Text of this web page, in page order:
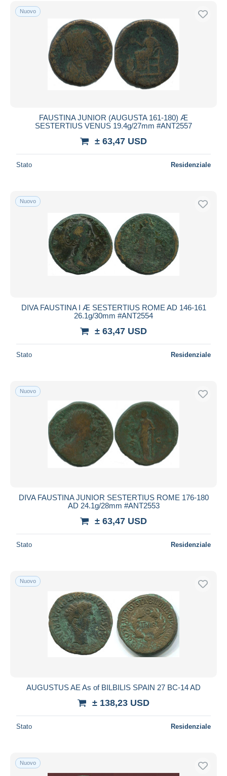
Spedizione gratuita
Metodi di pagamento
PayPal
Bonifico bancario
Visa
Mastercard
Maestro
Residenza del venditore
Aggiorna
Nuovo
FAUSTINA JUNIOR (AUGUSTA 161-180) Æ
SESTERTIUS VENUS 19.4g/27mm #ANT2557
± 63,47 USD
Stato Residenziale
Nuovo
DIVA FAUSTINA I Æ SESTERTIUS ROME AD 146-161
26.1g/30mm #ANT2554
± 63,47 USD
Stato Residenziale
Nuovo
DIVA FAUSTINA JUNIOR SESTERTIUS ROME 176-180
AD 24.1g/28mm #ANT2553
± 63,47 USD
Stato Residenziale
Nuovo
AUGUSTUS AE As of BILBILIS SPAIN 27 BC-14 AD
± 138,23 USD
Stato Residenziale
Nuovo